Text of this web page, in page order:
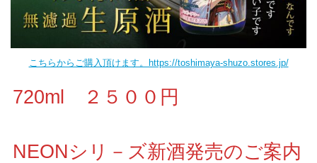
こちらからご購入頂けます。https://toshimaya-shuzo.stores.jp/
720ml ２５００円
NEONシリ－ズ新酒発売のご案内